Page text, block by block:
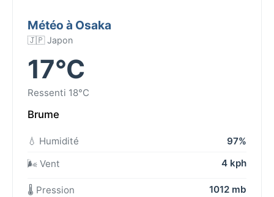
Météo à Osaka
🇯🇵 Japon
17°C
Ressenti 18°C
Brume
💧 Humidité
97%
🌬️ Vent
4 kph
🌡️ Pression 1012 mb